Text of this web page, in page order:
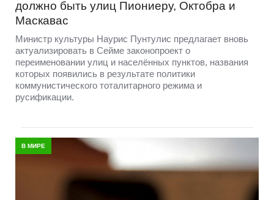
должно быть улиц Пиониеру, Октобра и
Маскавас
Министр культуры Наурис Пунтулис предлагает вновь
актуализировать в Сейме законопроект о
переименовании улиц и населённых пунктов, названия
которых появились в результате политики
коммунистического тоталитарного режима и
русификации.
В МИРЕ